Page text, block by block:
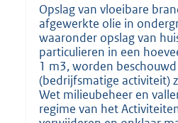
Opslag van vloeibare
afgewerkte olie in
waaronder opslag van
particulieren in een
1 m3, worden
(bedrijfsmatige activiteit)
Wet milieubeheer en
regime van het